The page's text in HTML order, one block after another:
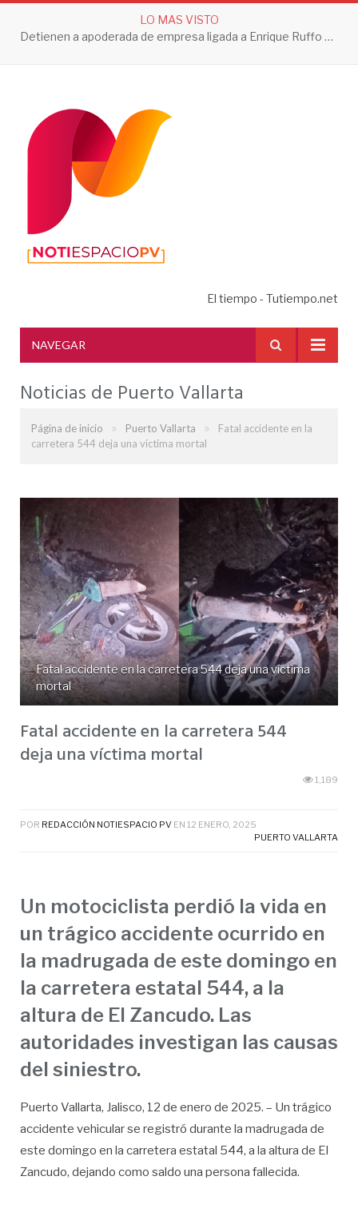
LO MAS VISTO
Detienen a apoderada de empresa ligada a Enrique Ruffo por investigación de Huachicol Fiscal
El tiempo - Tutiempo.net
NAVEGAR
Noticias de Puerto Vallarta
Página de inicio » Puerto Vallarta »
Fatal accidente en la
carretera 544 deja una víctima mortal
Fatal accidente en la carretera 544 deja una víctima
mortal
Fatal accidente en la carretera 544
deja una víctima mortal
1,189
POR REDACCIÓN NOTIESPACIO PV EN 12 ENERO, 2025
PUERTO VALLARTA
Un motociclista perdió la vida en
un trágico accidente ocurrido en
la madrugada de este domingo en
la carretera estatal 544, a la
altura de El Zancudo. Las
autoridades investigan las causas
del siniestro.
Puerto Vallarta, Jalisco, 12 de enero de 2025. – Un trágico
accidente vehicular se registró durante la madrugada de
este domingo en la carretera estatal 544, a la altura de El
Zancudo, dejando como saldo una persona fallecida.